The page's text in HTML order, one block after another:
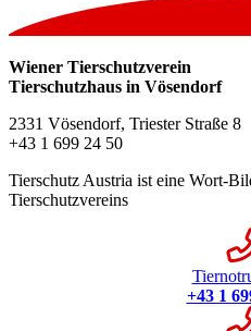
Wiener Tierschutzverein
Tierschutzhaus in Vösendorf
2331 Vösendorf, Triester Straße 8
+43 1 699 24 50
Tierschutz Austria ist eine Wort-
Tierschutzvereins
+43 1